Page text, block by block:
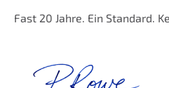
Fast 20 Jahre. Ein Standard.